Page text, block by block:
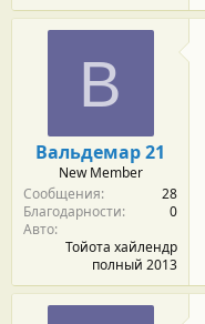
В
Вальдемар 21
New Member
Сообщения
28
Благодарности
0
Авто
Тойота хайлендр
полный 2013